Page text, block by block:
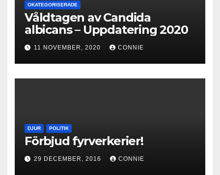
OKATEGORISERADE
Våldtagen av Candida
albicans – Uppdatering 2020
11 NOVEMBER, 2020 CONNIE
DJUR POLITIK
Förbjud fyrverkerier!
29 DECEMBER, 2016 CONNIE